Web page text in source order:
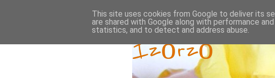
Ízőrző
This site uses cookies from Google to deliver its
are shared with Google along with performance
statistics, and to detect and address abuse.